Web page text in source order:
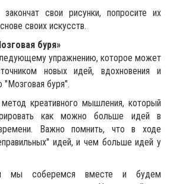
свои рисунки, попросите их
своих искусств.
буря»
упражнению, которое может
новых идей, вдохновения и
"Мозговая буря".
креативного мышления, который
как можно больше идей в
Важно помнить, что в ходе
идей, и чем больше идей у
мы соберемся вместе и будем